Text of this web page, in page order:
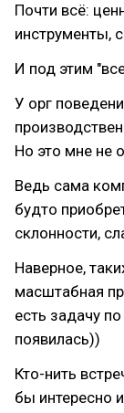
Почти всё:
инструменты,
И под этим
У орг
Но это мне не
Ведь сама
будто
склонности,
Наверное,
масштабная
есть задачу
появилась))
Кто-нить
бы интересно